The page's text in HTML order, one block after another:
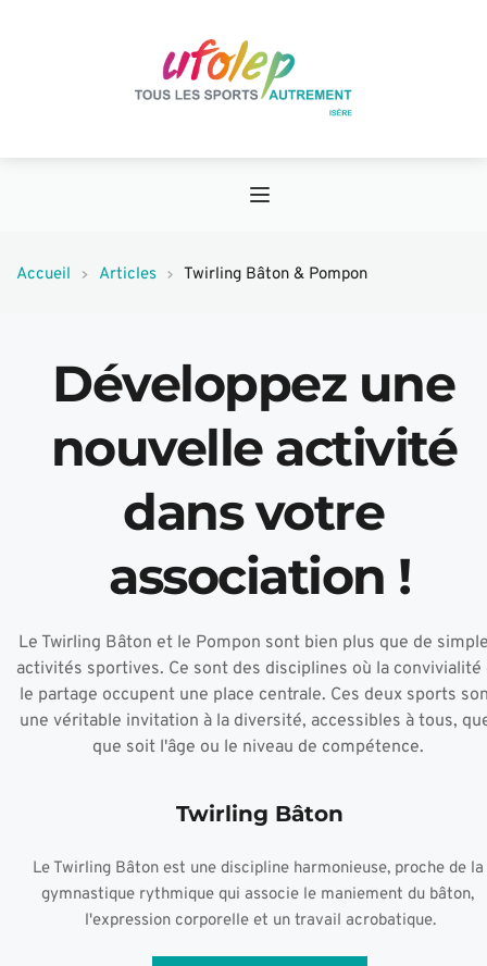
Accueil Articles Twirling Bâton & Pompon
Développez une
nouvelle activité
dans votre
association !
Le Twirling Bâton et le Pompon sont bien plus que de
activités sportives. Ce sont des disciplines où la convivialité
le partage occupent une place centrale. Ces deux sports
une véritable invitation à la diversité, accessibles à tous,
que soit l'âge ou le niveau de compétence.
Twirling Bâton
Le Twirling Bâton est une discipline harmonieuse, proche de la
gymnastique rythmique qui associe le maniement du bâton,
l'expression corporelle et un travail acrobatique.